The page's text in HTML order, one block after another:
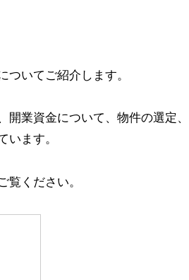
いてご紹介します。
業資金について、物件の選定
います。
ください。